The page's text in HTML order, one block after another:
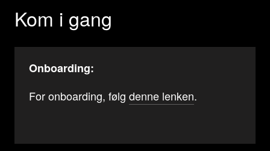
Kom i gang
Onboarding:
For onboarding, følg denne lenken.